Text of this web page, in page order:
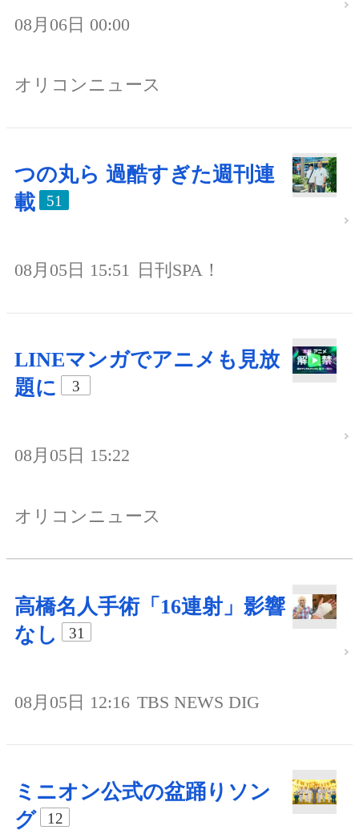
08月06日 00:00
オリコンニュース
つの丸ら 過酷すぎた週刊連
載
51
08月05日 15:51 日刊SPA！
LINEマンガでアニメも見放
題に
3
08月05日 15:22
オリコンニュース
高橋名人手術「16連射」影響
なし
31
08月05日 12:16 TBS NEWS DIG
ミニオン公式の盆踊りソン
グ
12